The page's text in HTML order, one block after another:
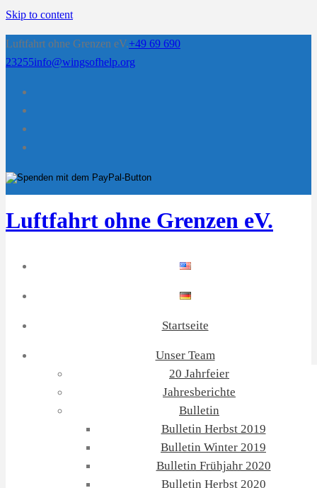
Skip to content
Luftfahrt ohne Grenzen eV.+49 69 690
23255info@wingsofhelp.org
Luftfahrt ohne Grenzen eV.
Startseite
Unser Team
20 Jahrfeier
Jahresberichte
Bulletin
Bulletin Herbst 2019
Bulletin Winter 2019
Bulletin Frühjahr 2020
Bulletin Herbst 2020